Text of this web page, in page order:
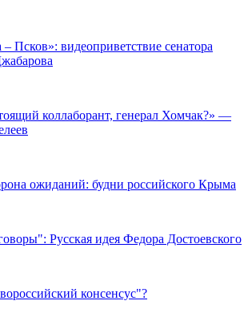
– Псков»: видеоприветствие сенатора
коллаборант, генерал Хомчак?» —
ожиданий: будни российского Крыма
Русская идея Федора Достоевского
консенсус"?